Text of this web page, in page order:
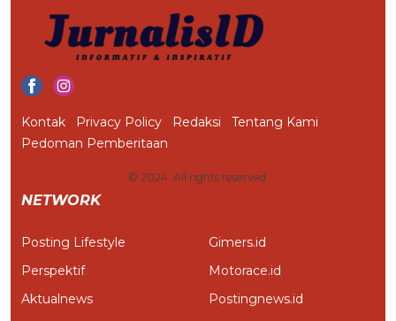
Kontak Privacy Policy Redaksi
Tentang Kami
Pedoman Pemberitaan
© 2024. All rights reserved.
NETWORK
Posting Lifestyle
Perspektif
Aktualnews
Gimers.id
Motorace.id
Postingnews.id